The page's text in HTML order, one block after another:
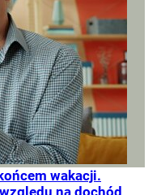
wakacji.
na dochód